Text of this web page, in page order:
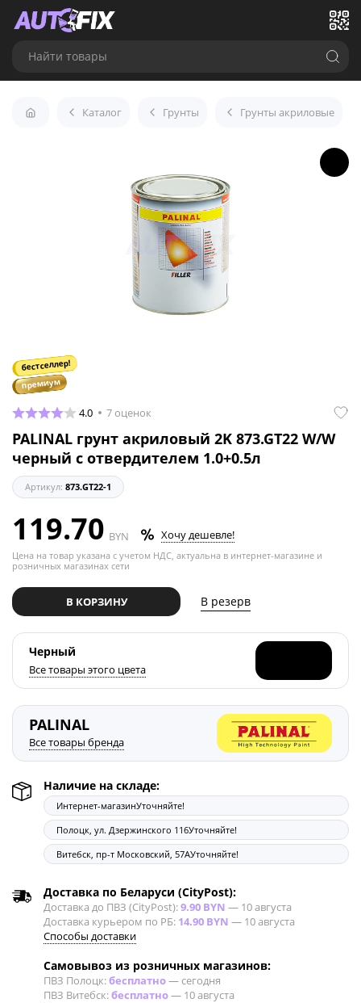
Найти товары
Каталог Грунты Грунты акриловые
бестселлер!
премиум
4.0 7 оценок
PALINAL грунт акриловый 2K 873.GT22 W/W
черный с отвердителем 1.0+0.5л
Артикул: 873.GT22-1
119.70 BYN Хочу дешевле!
Цена на товар указана с учетом НДС, актуальна в интернет-магазине и
розничных магазинах сети
В КОРЗИНУ В резерв
Черный
Все товары этого цвета
PALINAL
Все товары бренда
Наличие на складе:
Интернет-магазинУточняйте!
Полоцк, ул. Дзержинского 116Уточняйте!
Витебск, пр-т Московский, 57АУточняйте!
Доставка по Беларуси (CityPost):
Доставка до ПВЗ (CityPost):9.90 BYN — 10 августа
Доставка курьером по РБ: 14.90 BYN — 10 августа
Способы доставки
Самовывоз из розничных магазинов:
ПВЗ Полоцк:бесплатно—сегодня
ПВЗ Витебск:бесплатно— 10 августа